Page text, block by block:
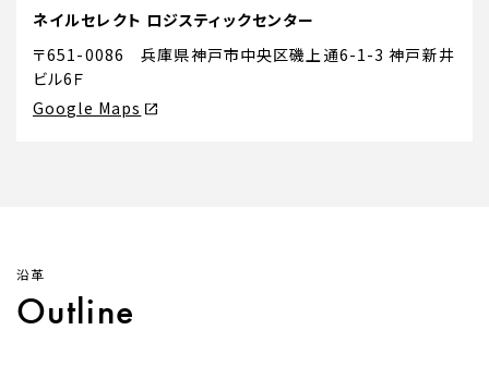
ネイルセレクト ロジスティックセンター
〒651-0086 兵庫県神戸市中央区磯上通6-1-3 神戸新井
ビル6Ｆ
Google Maps
沿革
Outline